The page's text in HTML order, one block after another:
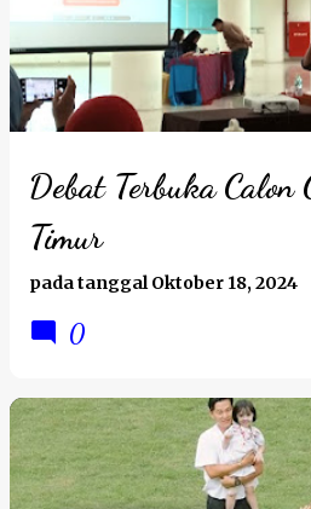
Debat Terbuka Calon
Timur
pada tanggalOktober 18, 2024
0